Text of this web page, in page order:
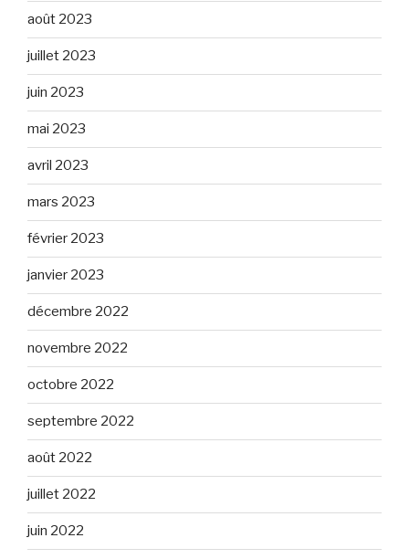
août 2023
juillet 2023
juin 2023
mai 2023
avril 2023
mars 2023
février 2023
janvier 2023
décembre 2022
novembre 2022
octobre 2022
septembre 2022
août 2022
juillet 2022
juin 2022